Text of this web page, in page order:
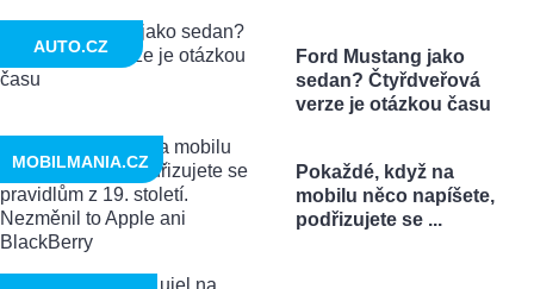
Ford Mustang jako
sedan? Čtyřdveřová
verze je otázkou času
AUTO.CZ
Pokaždé, když na
mobilu něco napíšete,
podřizujete se ...
MOBILMANIA.CZ